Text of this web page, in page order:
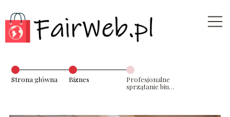
Strona główna Biznes
Profesjonalne
sprzątanie biur